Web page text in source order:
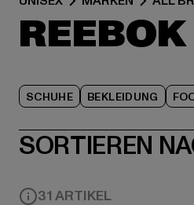
REEBOK
SCHUHE BEKLEIDUNG
SORTIEREN
31 ARTIKEL